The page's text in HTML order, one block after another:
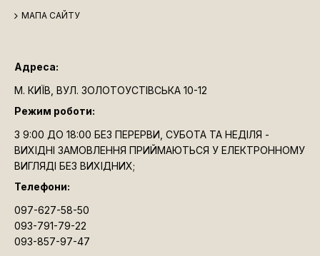
МАПА САЙТУ
Адреса:
М. КИЇВ, ВУЛ. ЗОЛОТОУСТІВСЬКА 10-12
Режим роботи:
З 9:00 ДО 18:00 БЕЗ ПЕРЕРВИ, СУБОТА ТА НЕДІЛЯ -
ВИХІДНІ ЗАМОВЛЕННЯ ПРИЙМАЮТЬСЯ У ЕЛЕКТРОННОМУ
ВИГЛЯДІ БЕЗ ВИХІДНИХ;
Телефони:
097-627-58-50
093-791-79-22
093-857-97-47